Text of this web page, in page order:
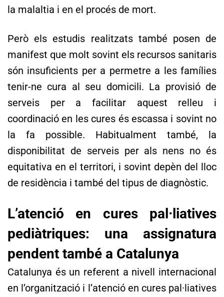
la malaltia i en el procés de mort.
Però els estudis realitzats també posen de
manifest que molt sovint els recursos sanitaris
són insuficients per a permetre a les famílies
tenir-ne cura al seu domicili. La provisió de
serveis per a facilitar aquest relleu i
coordinació en les cures és escassa i sovint no
la fa possible. Habitualment també, la
disponibilitat de serveis per als nens no és
equitativa en el territori, i sovint depèn del lloc
de residència i també del tipus de diagnòstic.
L’atenció en cures pal·liatives
pediàtriques: una assignatura
pendent també a Catalunya
Catalunya és un referent a nivell internacional
en l’organització i l’atenció en cures pal·liatives